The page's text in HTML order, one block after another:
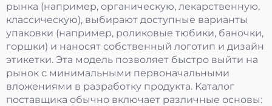
рынка (например, органическую, лекарственную,
классическую), выбирают доступные варианты
упаковки (например, роликовые тюбики, баночки,
горшки) и наносят собственный логотип и дизайн
этикетки. Эта модель позволяет быстро выйти на
рынок с минимальными первоначальными
вложениями в разработку продукта. Каталог
поставщика обычно включает различные основы: